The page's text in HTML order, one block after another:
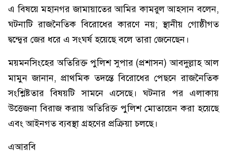
এ বিষয়ে মহানগর জামায়াতের আমির কামরুল আহসান বলেন,
ঘটনাটি রাজনৈতিক বিরোধের কারণে নয়; স্থানীয় গোষ্ঠীগত
দ্বন্দ্বের জের ধরে এ সংঘর্ষ হয়েছে বলে তারা জেনেছেন।
ময়মনসিংহের অতিরিক্ত পুলিশ সুপার (প্রশাসন) আবদুল্লাহ আল
মামুন জানান, প্রাথমিক তদন্তে বিরোধের পেছনে রাজনৈতিক
সংশ্লিষ্টতার বিষয়টি সামনে এসেছে। ঘটনার পর এলাকায়
উত্তেজনা বিরাজ করায় অতিরিক্ত পুলিশ মোতায়েন করা হয়েছে
এবং আইনগত ব্যবস্থা গ্রহণের প্রক্রিয়া চলছে।
এআরবি